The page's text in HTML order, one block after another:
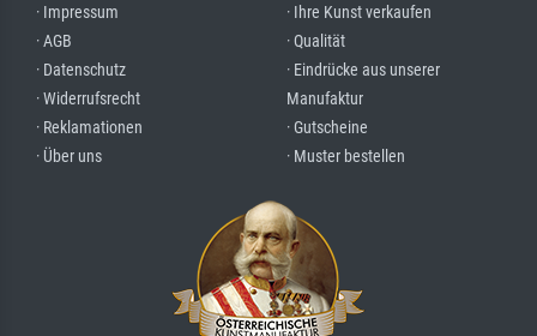
· Impressum
· AGB
· Datenschutz
· Widerrufsrecht
· Reklamationen
· Über uns
· Ihre Kunst verkaufen
· Qualität
· Eindrücke aus unserer
Manufaktur
· Gutscheine
· Muster bestellen